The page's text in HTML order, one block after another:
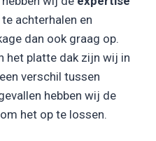
achterhalen en
dan ook graag op.
het platte dak zijn wij in
verschil tussen
hebben wij de
het op te lossen.